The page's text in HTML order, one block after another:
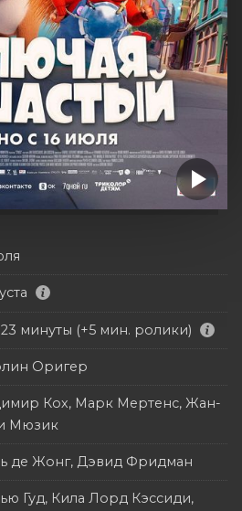
23 минуты (+5 мин. ролики)
Оригер
Кох, Марк Мертенс, Жан-
Мюзик
де Жонг, Дэвид Фридман
Гуд, Кила Лорд Кэссиди,